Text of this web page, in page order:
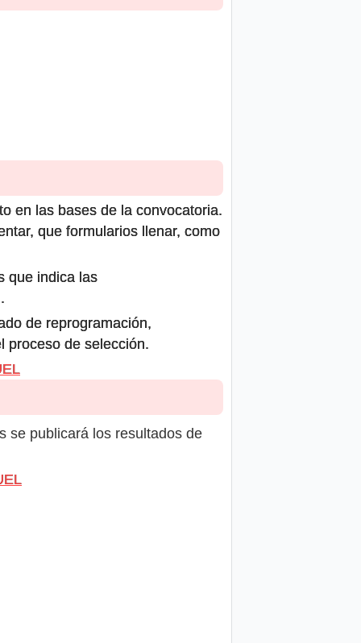
en las bases de la convocatoria.
que formularios llenar, como
que indica las
de reprogramación,
proceso de selección.
se publicará los resultados de